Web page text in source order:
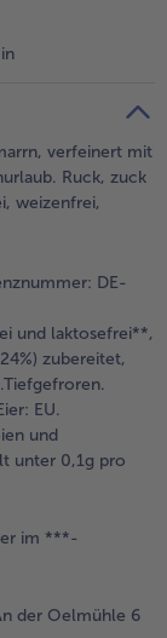
&
verfeinert mit
Ruck, zuck
weizenfrei,
DE-
und laktosefrei**,
zubereitet,
EU.
und
unter 0,1g pro
im ***-
der Oelmühle 6